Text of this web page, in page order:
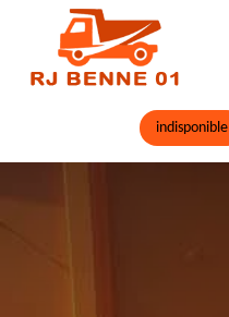
indisponible